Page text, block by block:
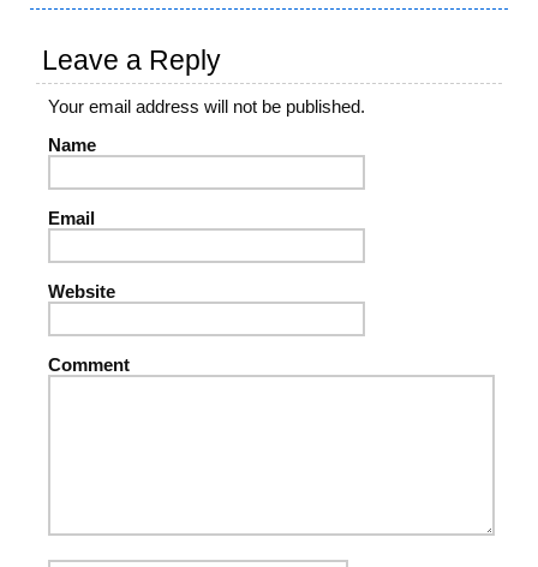
Leave a Reply
Your email address will not be published.
Name
Email
Website
Comment